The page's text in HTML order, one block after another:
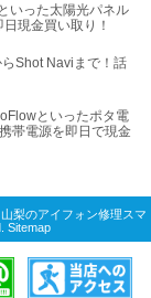
いった太陽光パネル
現金買い取り！
Shot Naviまで！話
といったポタ電
帯電源を即日で現金
梨のアイフォン修理スマ
Sitemap